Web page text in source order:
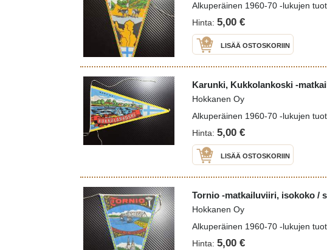
Alkuperäinen 1960-70 -lukujen
Hinta: 5,00 €
LISÄÄ OSTOSKORIIN
Karunki, Kukkolankoski -
Hokkanen Oy
Alkuperäinen 1960-70 -lukujen
Hinta: 5,00 €
LISÄÄ OSTOSKORIIN
Tornio -matkailuviiri, isokoko /
Hokkanen Oy
Alkuperäinen 1960-70 -lukujen
Hinta: 5,00 €